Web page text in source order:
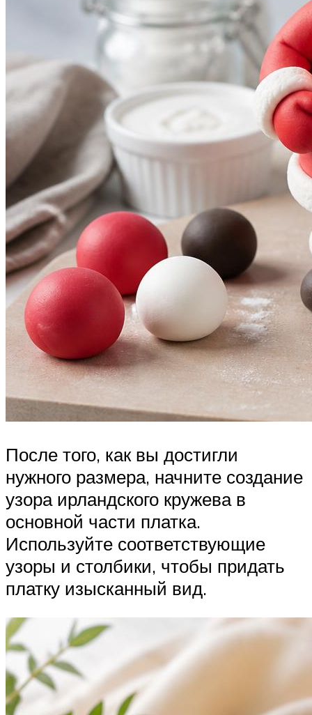
После того, как вы достигли
нужного размера, начните создание
узора ирландского кружева в
основной части платка.
Используйте соответствующие
узоры и столбики, чтобы придать
платку изысканный вид.